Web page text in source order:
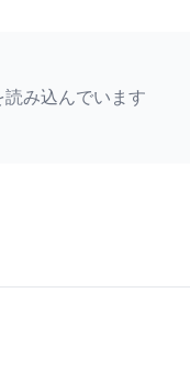
読み込んでいます